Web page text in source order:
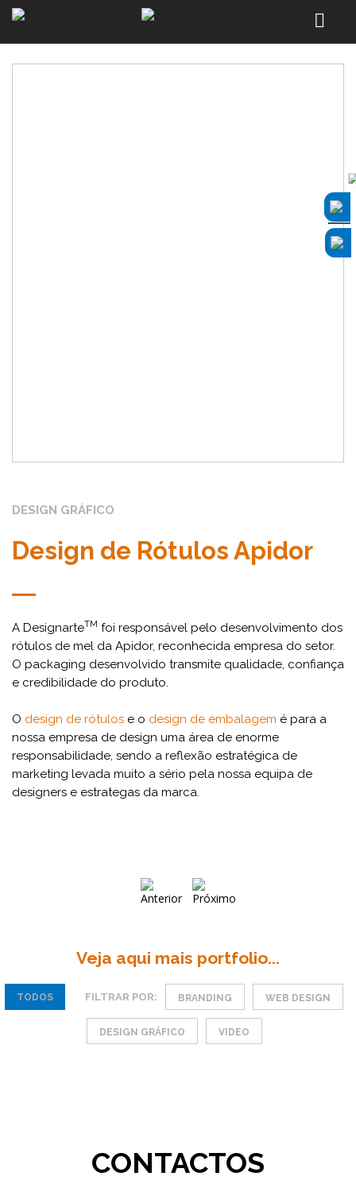
DESIGN GRÁFICO
Design de Rótulos Apidor
A DesignarteTM foi responsável pelo desenvolvimento dos
rótulos de mel da Apidor, reconhecida empresa do setor.
O packaging desenvolvido transmite qualidade, confiança
e credibilidade do produto.
O design de rótulos e o design de embalagem é para a
nossa empresa de design uma área de enorme
responsabilidade, sendo a reflexão estratégica de
marketing levada muito a sério pela nossa equipa de
designers e estrategas da marca.
Veja aqui mais portfolio...
TODOS FILTRAR POR: BRANDING WEB DESIGN
DESIGN GRÁFICO VIDEO
CONTACTOS